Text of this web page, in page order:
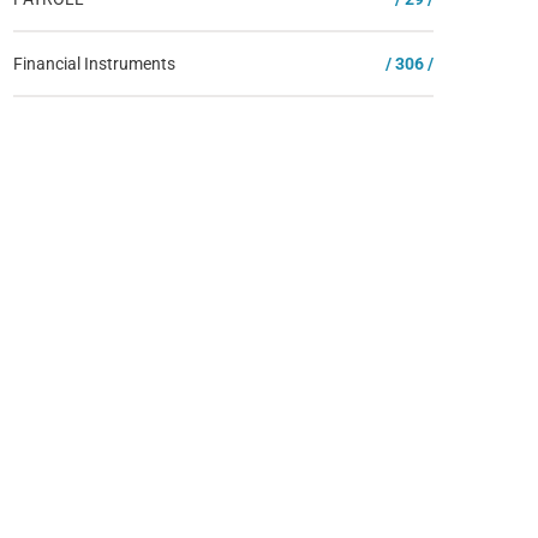
Financial Instruments / 306 /